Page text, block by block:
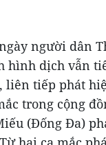
người dân
hình dịch vẫn
liên tiếp phát
trong cộng
(Đống Đa)